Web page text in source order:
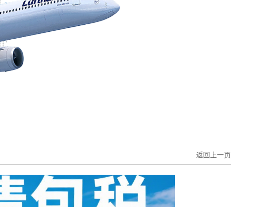
返回上一页